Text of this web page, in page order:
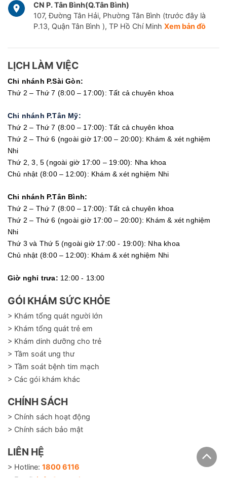
CN P. Tân Bình(Q.Tân Bình)
107, Đường Tân Hải, Phường Tân Bình (trước đây là
P.13, Quận Tân Bình ), TP Hồ Chí Minh Xem bản đồ
LỊCH LÀM VIỆC
Chi nhánh P.Sài Gòn:
Thứ 2 – Thứ 7 (8:00 – 17:00): Tất cả chuyên khoa
Chi nhánh P.Tân Mỹ:
Thứ 2 – Thứ 7 (8:00 – 17:00): Tất cả chuyên khoa
Thứ 2 – Thứ 6 (ngoài giờ 17:00 – 20:00): Khám & xét nghiệm
Nhi
Thứ 2, 3, 5 (ngoài giờ 17:00 – 19:00): Nha khoa
Chủ nhật (8:00 – 12:00): Khám & xét nghiệm Nhi
Chi nhánh P.Tân Bình:
Thứ 2 – Thứ 7 (8:00 – 17:00): Tất cả chuyên khoa
Thứ 2 – Thứ 6 (ngoài giờ 17:00 – 20:00): Khám & xét nghiệm
Nhi
Thứ 3 và Thứ 5 (ngoài giờ 17:00 - 19:00): Nha khoa
Chủ nhật (8:00 – 12:00): Khám & xét nghiệm Nhi
Giờ nghỉ trưa: 12:00 - 13:00
GÓI KHÁM SỨC KHỎE
> Khám tổng quát người lớn
> Khám tổng quát trẻ em
> Khám dinh dưỡng cho trẻ
> Tầm soát ung thư
> Tầm soát bệnh tim mạch
> Các gói khám khác
CHÍNH SÁCH
> Chính sách hoạt động
> Chính sách bảo mật
LIÊN HỆ
> Hotline: 1800 6116
> Email: info@careplusvn.com